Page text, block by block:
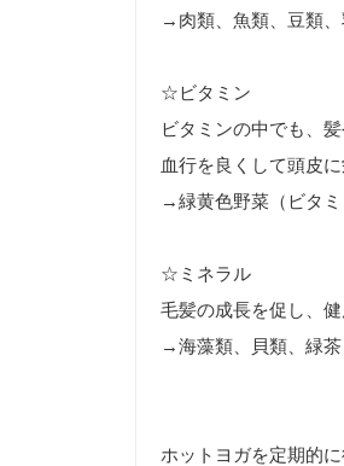
→肉類、魚類、豆類
☆ビタミン
ビタミンの中でも、
血行を良くして頭皮
→緑黄色野菜（ビタミ
☆ミネラル
毛髪の成長を促し、健
→海藻類、貝類、緑茶
ホットヨガを定期的